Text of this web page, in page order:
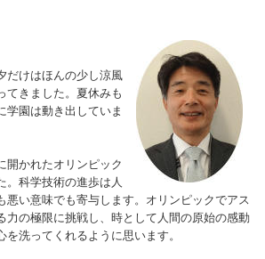
けはほんの少し涼風
てきました。夏休みも
学園は動き出していま
かれたオリンピック
。科学技術の進歩は人
悪い意味でも寄与します。オリンピックでアス
力の極限に挑戦し、時として人間の原始の感動
洗ってくれるように思います。